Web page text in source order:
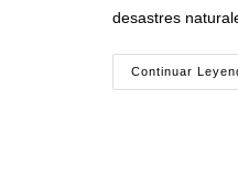
desastres
Continuar